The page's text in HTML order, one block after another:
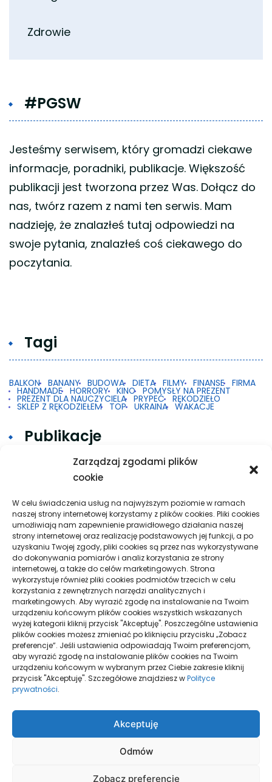
Zarządzaj zgodami plików
cookie
W celu świadczenia usług na najwyższym poziomie w ramach
naszej strony internetowej korzystamy z plików cookies. Pliki cookies
umożliwiają nam zapewnienie prawidłowego działania naszej
strony internetowej oraz realizację podstawowych jej funkcji, a po
uzyskaniu Twojej zgody, pliki cookies są przez nas wykorzystywane
do dokonywania pomiarów i analiz korzystania ze strony
internetowej, a także do celów marketingowych. Strona
wykorzystuje również pliki cookies podmiotów trzecich w celu
korzystania z zewnętrznych narzędzi analitycznych i
marketingowych. Aby wyrazić zgodę na instalowanie na Twoim
urządzeniu końcowym plików cookies wszystkich wskazanych
wyżej kategorii kliknij przycisk "Akceptuję". Poszczególne ustawienia
plików cookies możesz zmieniać po kliknięciu przycisku „Zobacz
preferencje”. Jeśli ustawienia odpowiadają Twoim preferencjom,
aby wyrazić zgodę na instalowanie plików cookies na Twoim
urządzeniu końcowym w wybranym przez Ciebie zakresie kliknij
przycisk "Akceptuję". Szczegółowe znajdziesz wPolityce
prywatności.
Akceptuję
Odmów
Zobacz preferencje
Zdrowie
#PGSW
Jesteśmy serwisem, który gromadzi ciekawe
informacje, poradniki, publikacje. Większość
publikacji jest tworzona przez Was. Dołącz do
nas, twórz razem z nami ten serwis. Mam
nadzieję, że znalazłeś tutaj odpowiedzi na
swoje pytania, znalazłeś coś ciekawego do
poczytania.
Tagi
BALKON BANANY BUDOWA DIETA FILMY FINANSE FIRMA
HANDMADE HORRORY KINO POMYSŁY NA PREZENT
PREZENT DLA NAUCZYCIELA PRYPEĆ RĘKODZIEŁO
SKLEP Z RĘKODZIEŁEM TOP UKRAINA WAKACJE
Publikacje
Gdy 2FA w Google na Androidzie nie działa
Taxi w praktyce: krótkie trasy, dalsze przejazdy
i spokojna organizacja podróży
Pielęgnacja podłogi po remoncie: jak wydłużyć
dobry efekt
Taxi Nowy Sącz–Znamirowice: plaża i przystań
Strony
Polityka Prywatności
Strona główna